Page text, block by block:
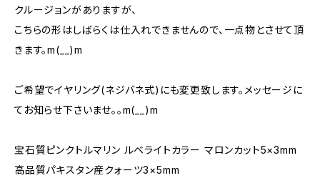
クルージョンがありますが、
こちらの形はしばらくは仕入れできませんので、一点物とさせて頂
きます。m(__)m
ご希望でイヤリング(ネジバネ式)にも変更致します。メッセージに
てお知らせ下さいませ。。m(__)m
宝石質ピンクトルマリン ルベライトカラー マロンカット5×3mm
高品質パキスタン産クォーツ3×5mm